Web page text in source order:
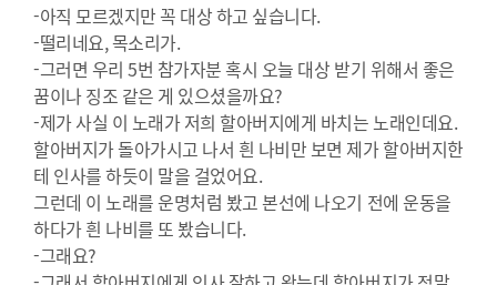
-아직 모르겠지만 꼭 대상 하고 싶습니다.
-떨리네요, 목소리가.
-그러면 우리 5번 참가자분 혹시 오늘 대상 받기 위해서 좋은
꿈이나 징조 같은 게 있으셨을까요?
-제가 사실 이 노래가 저희 할아버지에게 바치는 노래인데요.
할아버지가 돌아가시고 나서 흰 나비만 보면 제가 할아버지한
테 인사를 하듯이 말을 걸었어요.
그런데 이 노래를 운명처럼 봤고 본선에 나오기 전에 운동을
하다가 흰 나비를 또 봤습니다.
-그래요?